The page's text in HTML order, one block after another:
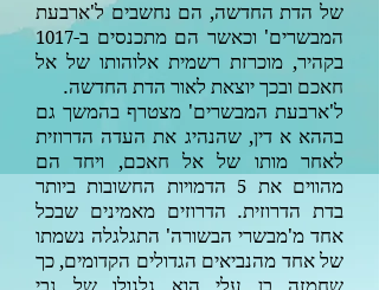
של הדת החדשה, הם נחשבים ל'ארבעת
המבשרים' וכאשר הם מתכנסים ב-1017
בקהיר, מוכרזת רשמית אלוהותו של אל
חאכם ובכך יוצאת לאור הדת החדשה.
ל'ארבעת המבשרים' מצטרף בהמשך גם
בההא א דין, שהנהיג את העדה הדרוזית
לאחר מותו של אל חאכם, ויחד הם
מהווים את 5
הדמויות החשובות ביותר
בדת הדרוזית. הדרוזים מאמינים שבכל
אחד מ'מבשרי הבשורה' התגלגלה נשמתו
של אחד מהנביאים הגדולים הקדומים, כך
שחמזה בן עלי הוא גלגולו של נבי